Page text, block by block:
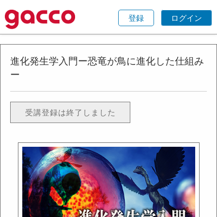
登録 ログイン
進化発生学入門ー恐竜が鳥に進化した仕組み
ー
受講登録は終了しました